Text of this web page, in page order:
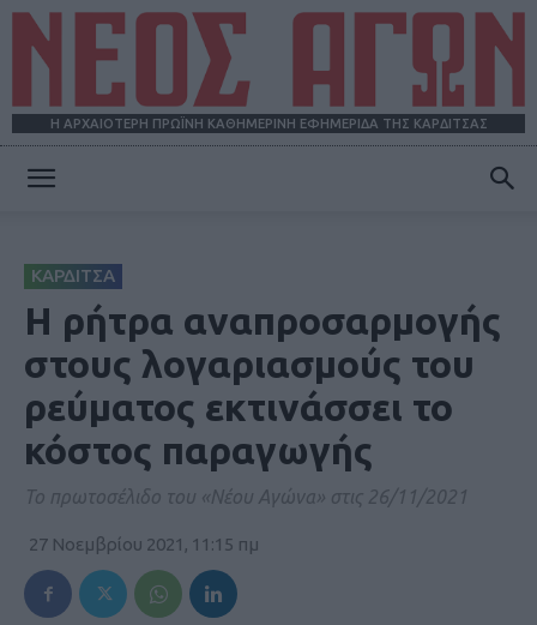
Η ΑΡΧΑΙΟΤΕΡΗ ΠΡΩΪΝΗ ΚΑΘΗΜΕΡΙΝΗ ΕΦΗΜΕΡΙΔΑ ΤΗΣ ΚΑΡΔΙΤΣΑΣ
ΚΑΡΔΙΤΣΑ
Η ρήτρα αναπροσαρμογής
στους λογαριασμούς του
ρεύματος εκτινάσσει το
κόστος παραγωγής
Το πρωτοσέλιδο του «Νέου Αγώνα» στις 26/11/2021
27 Νοεμβρίου 2021, 11:15 πμ